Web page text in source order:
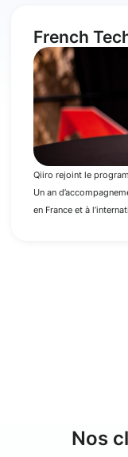
French
Qiiro rejoint le
Un an
en France et à
Nos